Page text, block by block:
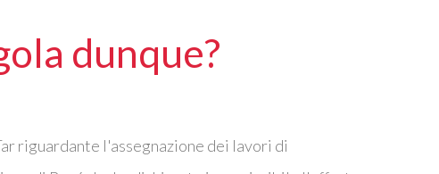
dunque?
riguardante l'assegnazione dei lavori di